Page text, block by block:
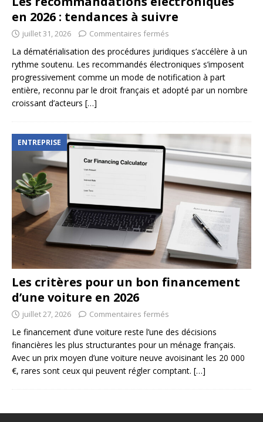
en 2026 : tendances à suivre
juillet 31, 2026 Commentaires fermés
La dématérialisation des procédures juridiques s’accélère à un
rythme soutenu. Les recommandés électroniques s’imposent
progressivement comme un mode de notification à part
entière, reconnu par le droit français et adopté par un nombre
croissant d’acteurs […]
ENTREPRISE
Les critères pour un bon financement
d’une voiture en 2026
juillet 27, 2026 Commentaires fermés
Le financement d’une voiture reste l’une des décisions
financières les plus structurantes pour un ménage français.
Avec un prix moyen d’une voiture neuve avoisinant les 20 000
€, rares sont ceux qui peuvent régler comptant. […]